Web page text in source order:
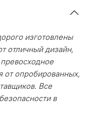
изготовлены
отличный дизайн,
от опробированных,
Все
в